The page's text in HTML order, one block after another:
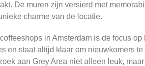
De muren zijn versierd met
charme van de locatie.
in Amsterdam is de focus
en staat altijd klaar om nieuwkomers
aan Grey Area niet alleen leuk,